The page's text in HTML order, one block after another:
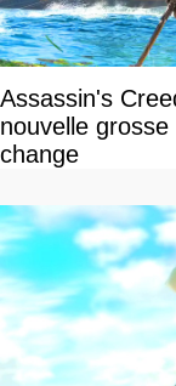
Assassin's
nouvelle
change